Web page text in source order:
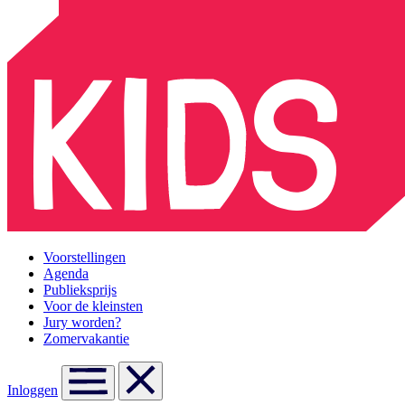
Voorstellingen
Agenda
Publieksprijs
Voor de kleinsten
Jury worden?
Zomervakantie
Inloggen